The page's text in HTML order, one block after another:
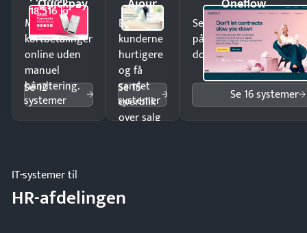
Quickpay
18.516 kr
Modtag
kortbetalinger
online uden
manuel
håndtering.
Se 12
systemer
Ajour
Ekspedér
kunderne
hurtigere
og få
samlet
overblik
over salg
Se 15
systemer
Oneflow
Send kontrakter til
på minutter og mist
dokumenter.
Se 16 systemer
IT-systemer til
HR-afdelingen